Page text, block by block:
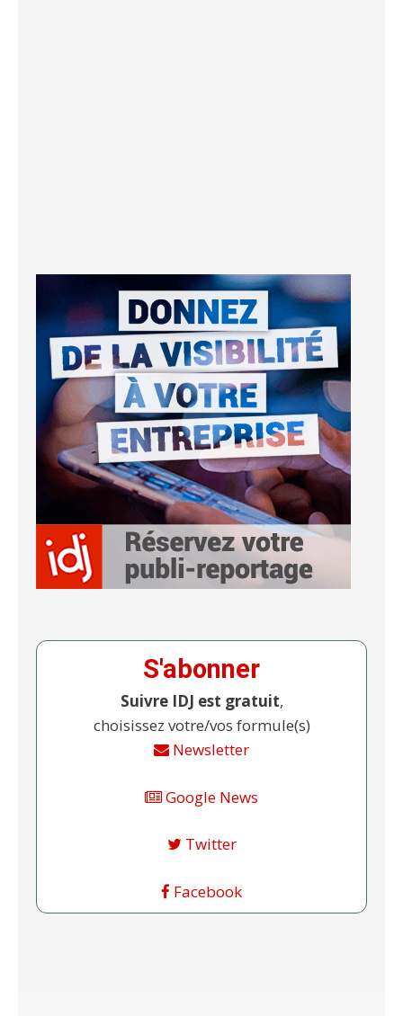
S'abonner
Suivre IDJ est gratuit,
choisissez votre/vos formule(s)
Newsletter
Google News
Twitter
Facebook